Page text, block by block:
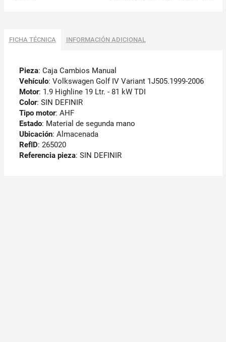
FICHA TÉCNICA INFORMACIÓN ADICIONAL
Pieza: Caja Cambios Manual
Vehículo: Volkswagen Golf IV Variant 1J505.1999-2006
Motor: 1.9 Highline 19 Ltr. - 81 kW TDI
Color: SIN DEFINIR
Tipo motor: AHF
Estado: Material de segunda mano
Ubicación: Almacenada
RefID: 265020
Referencia pieza: SIN DEFINIR